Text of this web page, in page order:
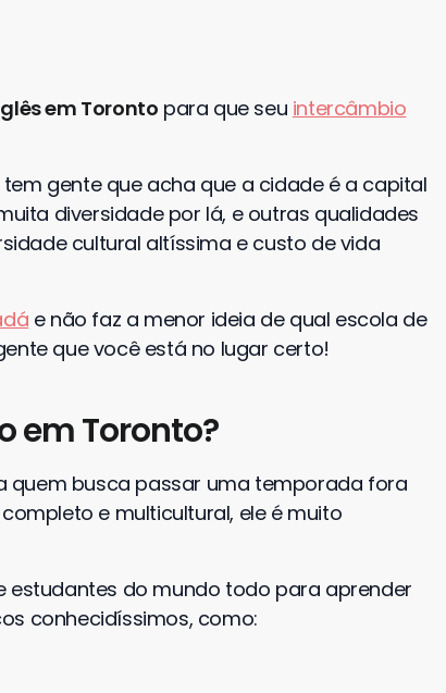
em Toronto para que seu intercâmbio
gente que acha que a cidade é a capital
diversidade por lá, e outras qualidades
cultural altíssima e custo de vida
e não faz a menor ideia de qual escola de
que você está no lugar certo!
em Toronto?
quem busca passar uma temporada fora
e multicultural, ele é muito
estudantes do mundo todo para aprender
conhecidíssimos, como: